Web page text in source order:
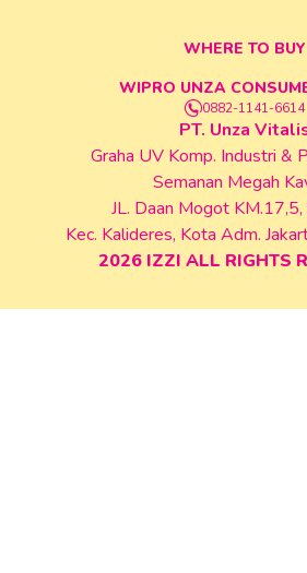
WHERE TO BUY
WIPRO UNZA
0882-1141-6614
PT. Unza
Graha UV Komp. Industri &
Semanan Megah
JL. Daan Mogot KM.17,5,
Kec. Kalideres, Kota Adm.
2026IZZI ALL RIGHTS